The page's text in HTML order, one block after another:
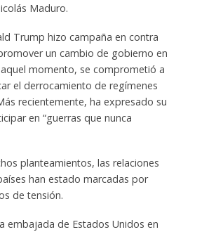
Maduro.
Trump hizo campaña en contra
un cambio de gobierno en
aquel momento, se comprometió a
el derrocamiento de regímenes
recientemente, ha expresado su
en “guerras que nunca
planteamientos, las relaciones
han estado marcadas por
de tensión.
embajada de Estados Unidos en